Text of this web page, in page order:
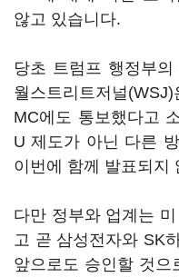
않고 있습니다.
당초 트럼프 행정부
월스트리트저널
MC에도 통보했다고
U 제도가 아닌 다른
이번에 함께 발표되지
다만 정부와 업계는
고 곧 삼성전자와 SK
앞으로도 승인할 것으